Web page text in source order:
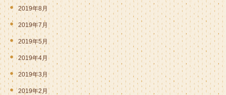
2019年8月
2019年7月
2019年5月
2019年4月
2019年3月
2019年2月